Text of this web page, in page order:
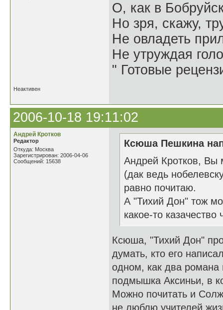
О, как в
Но зря, скажу,
Не овладеть
Не утруждая
" Готовые
Неактивен
2006-10-18 19:11:02
Андрей Кротков
Редактор
Откуда: Москва
Зарегистрирован: 2006-04-06
Сообщений: 15638
Ксюша Пешкина
Андрей Кротков, Вы
(дак ведь
равно почитаю.
А "Тихий Дон" тож
какое-то казачество
Ксюша, "Тихий Дон"
думать, кто его
одном, как два
подмышка Аксиньи, в
Можно почитать и
не люблю учителей